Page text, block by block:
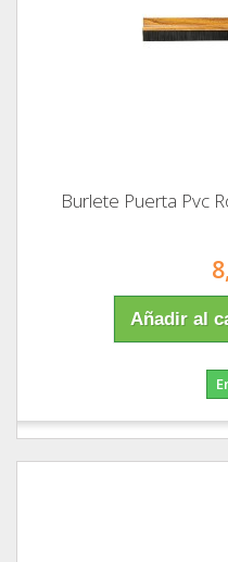
Burlete Puerta Pvc
Añadir al